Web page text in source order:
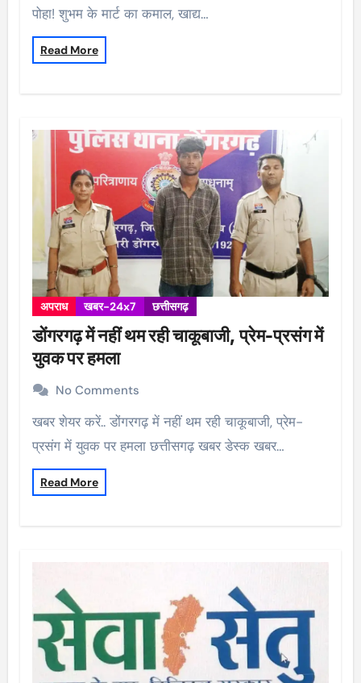
पोहा! शुभम के मार्ट का कमाल, खाद्य…
Read More
अपराध खबर-24x7 छत्तीसगढ़
डोंगरगढ़ में नहीं थम रही चाकूबाजी, प्रेम-प्रसंग में
युवक पर हमला
No Comments
खबर शेयर करें.. डोंगरगढ़ में नहीं थम रही चाकूबाजी, प्रेम-
प्रसंग में युवक पर हमला छत्तीसगढ़ खबर डेस्क खबर…
Read More